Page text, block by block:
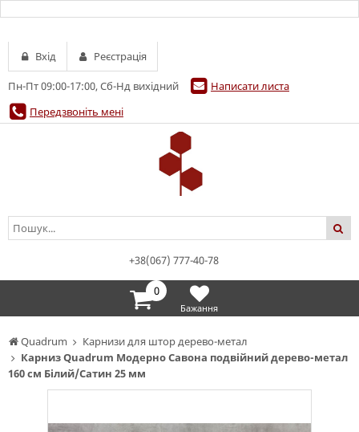
Quadrum
Карнизи для штор дерево-метал
Карниз Quadrum Модерно Савона подвійний дерево-метал
160 см Білий/Сатин 25 мм
Пн-Пт 09:00-17:00, Сб-Нд вихідний
Написати листа
Передзвоніть мені
Вхід Реєстрація
+38(067) 777-40-78
0
Бажання